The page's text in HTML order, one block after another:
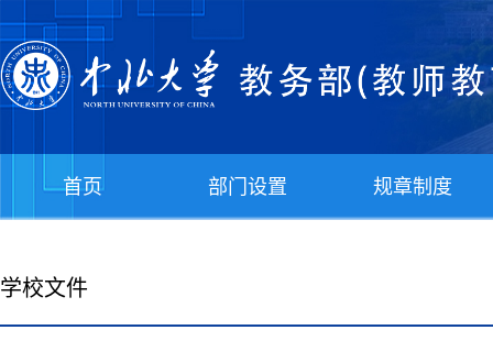
首页 部门设置 规章制度
学校文件